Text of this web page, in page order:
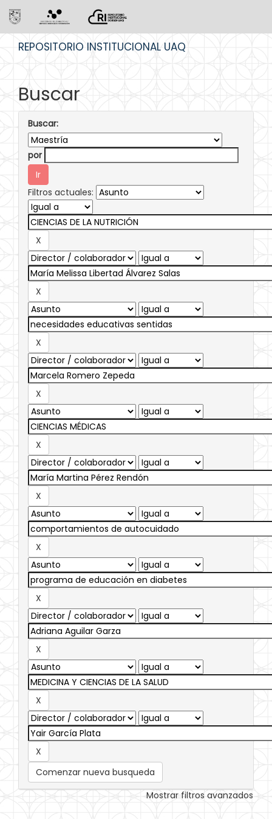
REPOSITORIO INSTITUCIONAL UAQ
Buscar
Buscar:
por
Filtros actuales:
Comenzar nueva busqueda
Mostrar filtros avanzados